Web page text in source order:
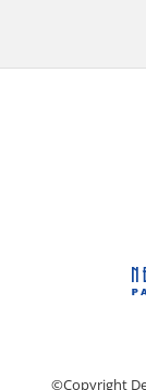
©Copyright